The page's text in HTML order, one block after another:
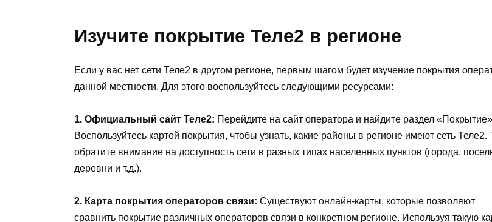
Изучите покрытие Теле2 в регионе
Если у вас нет сети Теле2 в другом регионе, первым шагом будет изучение покрытия
данной местности. Для этого воспользуйтесь следующими ресурсами:
1. Официальный сайт Теле2: Перейдите на сайт оператора и найдите раздел
Воспользуйтесь картой покрытия, чтобы узнать, какие районы в регионе имеют сеть Теле2.
обратите внимание на доступность сети в разных типах населенных пунктов (города,
деревни и т.д.).
2. Карта покрытия операторов связи: Существуют онлайн-карты, которые позволяют
сравнить покрытие различных операторов связи в конкретном регионе. Используя такую